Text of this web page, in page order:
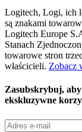
Logitech, Logi, ich
są znakami
Logitech Europe
Stanach
towarowe stron
właścicieli. Zobacz
Zasubskrybuj,
ekskluzywne